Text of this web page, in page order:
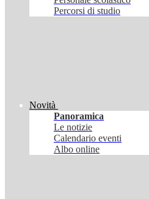
Percorsi di studio
Novità
Panoramica
Le notizie
Calendario eventi
Albo online